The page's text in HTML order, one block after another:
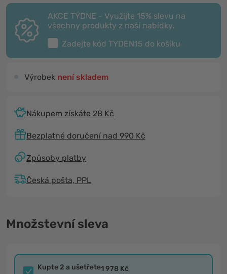
AKCE TÝDNE - Využijte 15% slevu na
všechny produkty z naší nabídky.
Zadejte kód TYDEN15 do košíku
Výrobek není skladem
Nákupem získáte 28 Kč
Bezplatné doručení nad 990 Kč
Způsoby platby
Česká pošta, PPL
Množstevní sleva
Kupte 2 a ušetřete1 978 Kč